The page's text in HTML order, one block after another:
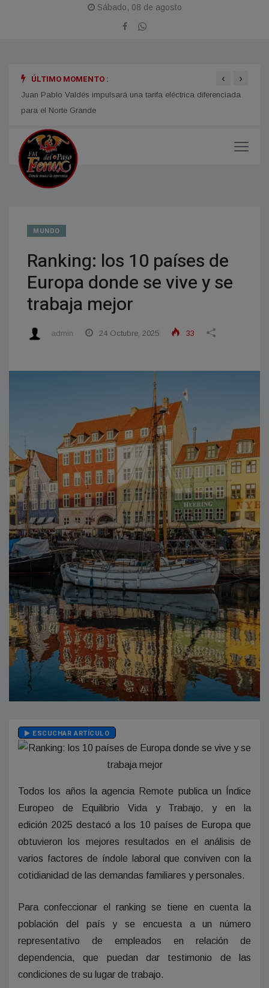
Sábado, 08 de agosto
ÚLTIMO MOMENTO :
Juan Pablo Valdés impulsará una tarifa eléctrica diferenciada
para el Norte Grande
‹ ›
MUNDO
Ranking: los 10 países de
Europa donde se vive y se
trabaja mejor
admin 24 Octubre, 2025 33
ESCUCHAR ARTÍCULO
Todos los años la agencia Remote publica un Índice
Europeo de Equilibrio Vida y Trabajo, y en la
edición 2025 destacó a los 10 países de Europa que
obtuvieron los mejores resultados en el análisis de
varios factores de índole laboral que conviven con la
cotidianidad de las demandas familiares y personales.
Para confeccionar el ranking se tiene en cuenta la
población del país y se encuesta a un número
representativo de empleados en relación de
dependencia, que puedan dar testimonio de las
condiciones de su lugar de trabajo.